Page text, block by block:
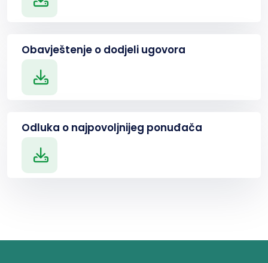
Obavještenje o dodjeli ugovora
Odluka o najpovoljnijeg ponuđača